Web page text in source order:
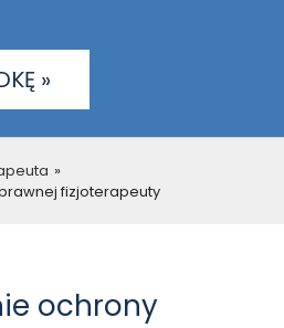
»
»
fizjoterapeuty
ochrony